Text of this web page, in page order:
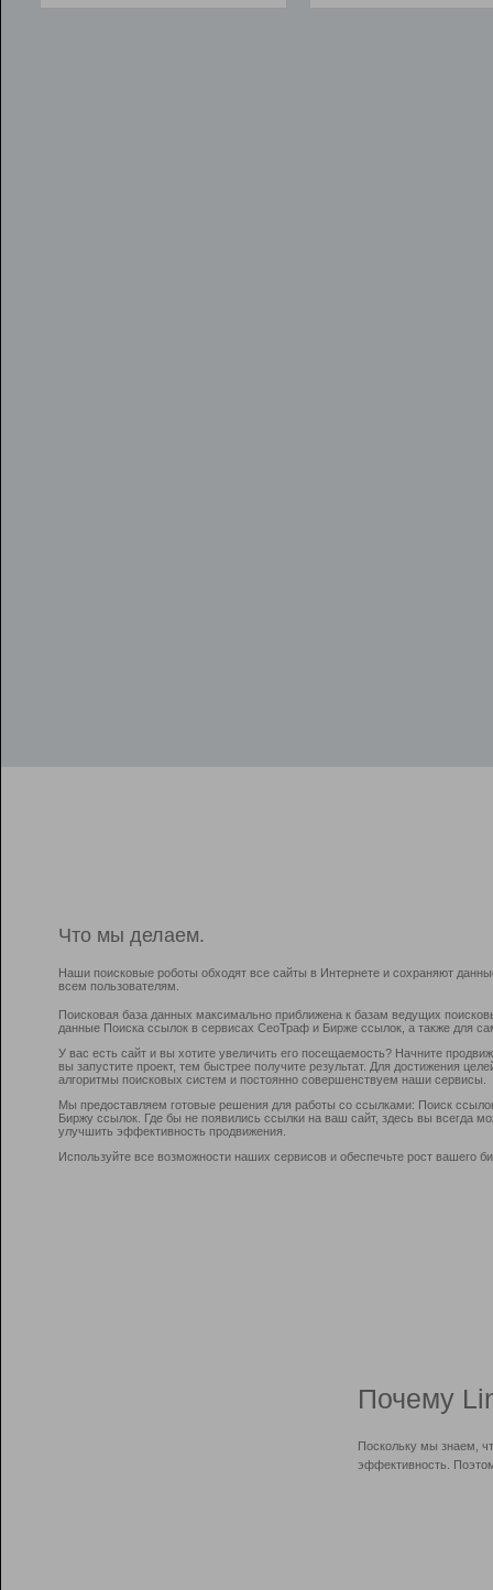
Что мы делаем.
Наши поисковые роботы обходят все сайты в Интернете и сохраняют
всем пользователям.
Поисковая база данных максимально приближена к базам ведущих
данные Поиска ссылок в сервисах СеоТраф и Бирже ссылок, а также для
У вас есть сайт и вы хотите увеличить его посещаемость? Начните
вы запустите проект, тем быстрее получите результат. Для достижения
алгоритмы поисковых систем и постоянно совершенствуем наши сервисы.
Мы предоставляем готовые решения для работы со ссылками: Поиск
Биржу ссылок. Где бы не появились ссылки на ваш сайт, здесь вы всегда
улучшить эффективность продвижения.
Используйте все возможности наших сервисов и обеспечьте рост вашего
Почему
Поскольку мы знаем,
эффективность.